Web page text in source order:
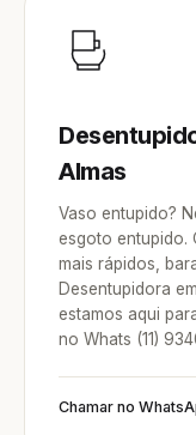
Almas
Vaso entupido?
esgoto entupido.
mais rápidos,
Desentupidora
estamos aqui
no Whats (11)
Chamar no